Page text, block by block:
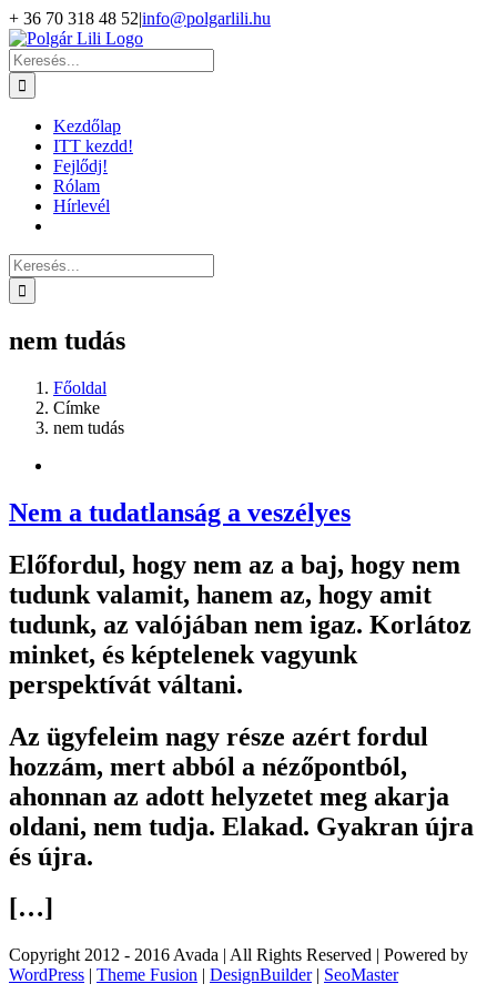
Kihagyás
+ 36 70 318 48 52|info@polgarlili.hu
Keresés...
Kezdőlap
ITT kezdd!
Fejlődj!
Rólam
Hírlevél
Keresés...
nem tudás
Főoldal
Címke
nem tudás
Nem a tudatlanság a veszélyes
Előfordul, hogy nem az a baj, hogy nem
tudunk valamit, hanem az, hogy amit
tudunk, az valójában nem igaz. Korlátoz
minket, és képtelenek vagyunk
perspektívát váltani.
Az ügyfeleim nagy része azért fordul
hozzám, mert abból a nézőpontból,
ahonnan az adott helyzetet meg akarja
oldani, nem tudja. Elakad. Gyakran újra
és újra.
[…]
Copyright 2012 - 2016 Avada | All Rights Reserved | Powered by
WordPress | Theme Fusion | DesignBuilder| SeoMaster